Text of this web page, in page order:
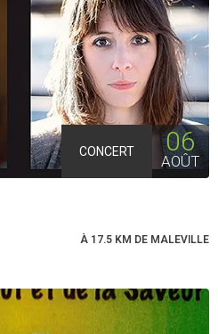
CONCERT 06
AOÛT
À 17.5 KM DE MALEVILLE